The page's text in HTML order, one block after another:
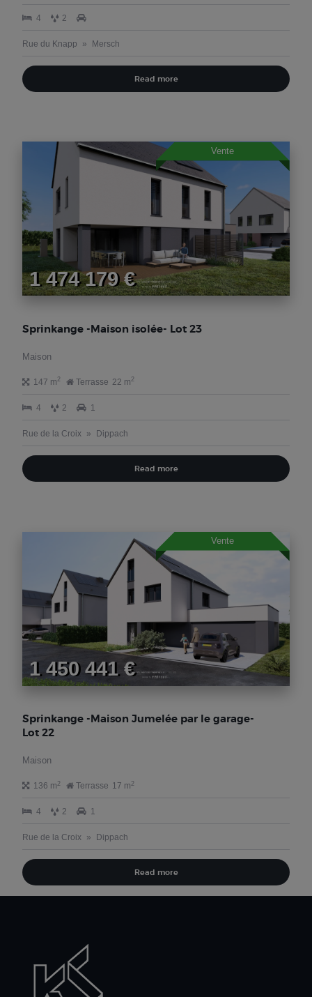
4 2
Rue du Knapp Mersch
Read more
Vente
1 474 179 €
Sprinkange -Maison isolée- Lot 23
Maison
147 m2 Terrasse 22 m2
4 2 1
Rue de la Croix Dippach
Read more
Vente
1 450 441 €
Sprinkange -Maison Jumelée par le garage-
Lot 22
Maison
136 m 2 Terrasse 17 m2
4 2 1
Rue de la Croix Dippach
Read more